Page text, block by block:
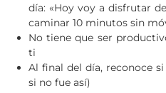
día: «Hoy voy a disfrutar
caminar 10 minutos sin
No tiene que ser
ti
Al final del día, reconoce
si no fue así)